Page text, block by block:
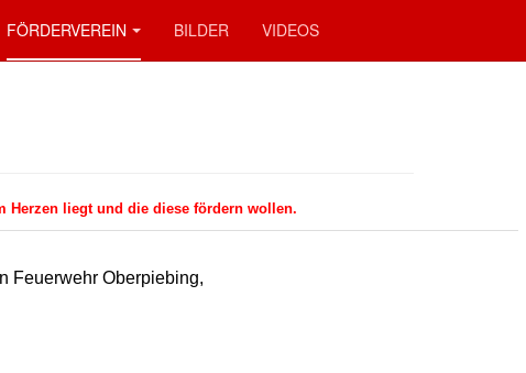
FÖRDERVEREIN BILDER VIDEOS
Herzen liegt und die diese fördern wollen.
Feuerwehr Oberpiebing,